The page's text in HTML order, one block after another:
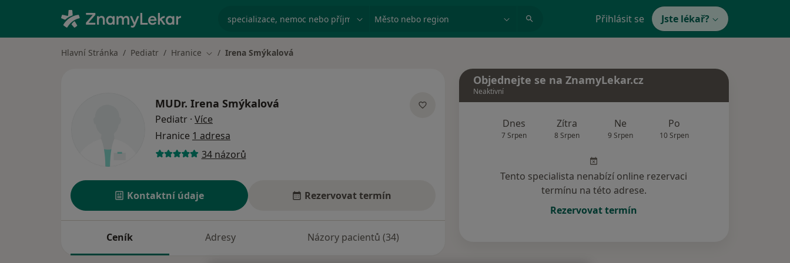
specializace, nemoc nebo příjmení Město nebo region Přihlásit se Jste lékař?
Hlavní Stránka Pediatr Hranice Změna města
Irena Smýkalová
MUDr. Irena Smýkalová
Pediatr · Více
Hranice 1 adresa
34 názorů
Kontaktní údaje Rezervovat termín
Ceník Adresy Názory pacientů (34)
Objednejte se na ZnamyLekar.cz
Neaktivní
Dnes
7 Srpen
Zítra
8 Srpen
Ne
9 Srpen
Po
10 Srpen
Tento specialista nenabízí online rezervaci
termínu na této adrese.
Rezervovat termín